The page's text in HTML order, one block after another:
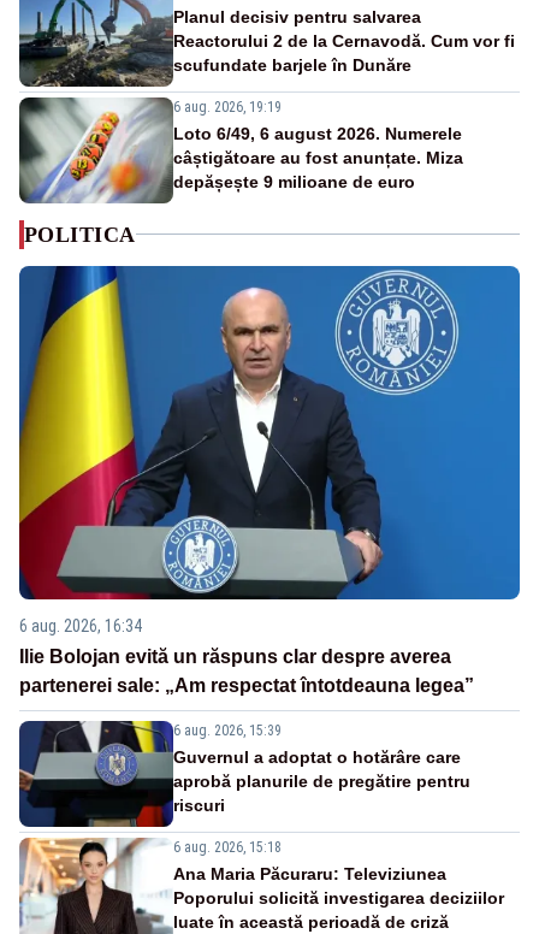
Planul decisiv pentru salvarea
Reactorului 2 de la Cernavodă. Cum vor fi
scufundate barjele în Dunăre
6 aug. 2026, 19:19
Loto 6/49, 6 august 2026. Numerele
câștigătoare au fost anunțate. Miza
depășește 9 milioane de euro
POLITICA
6 aug. 2026, 16:34
Ilie Bolojan evită un răspuns clar despre averea
partenerei sale: „Am respectat întotdeauna legea”
6 aug. 2026, 15:39
Guvernul a adoptat o hotărâre care
aprobă planurile de pregătire pentru
riscuri
6 aug. 2026, 15:18
Ana Maria Păcuraru: Televiziunea
Poporului solicită investigarea deciziilor
luate în această perioadă de criză